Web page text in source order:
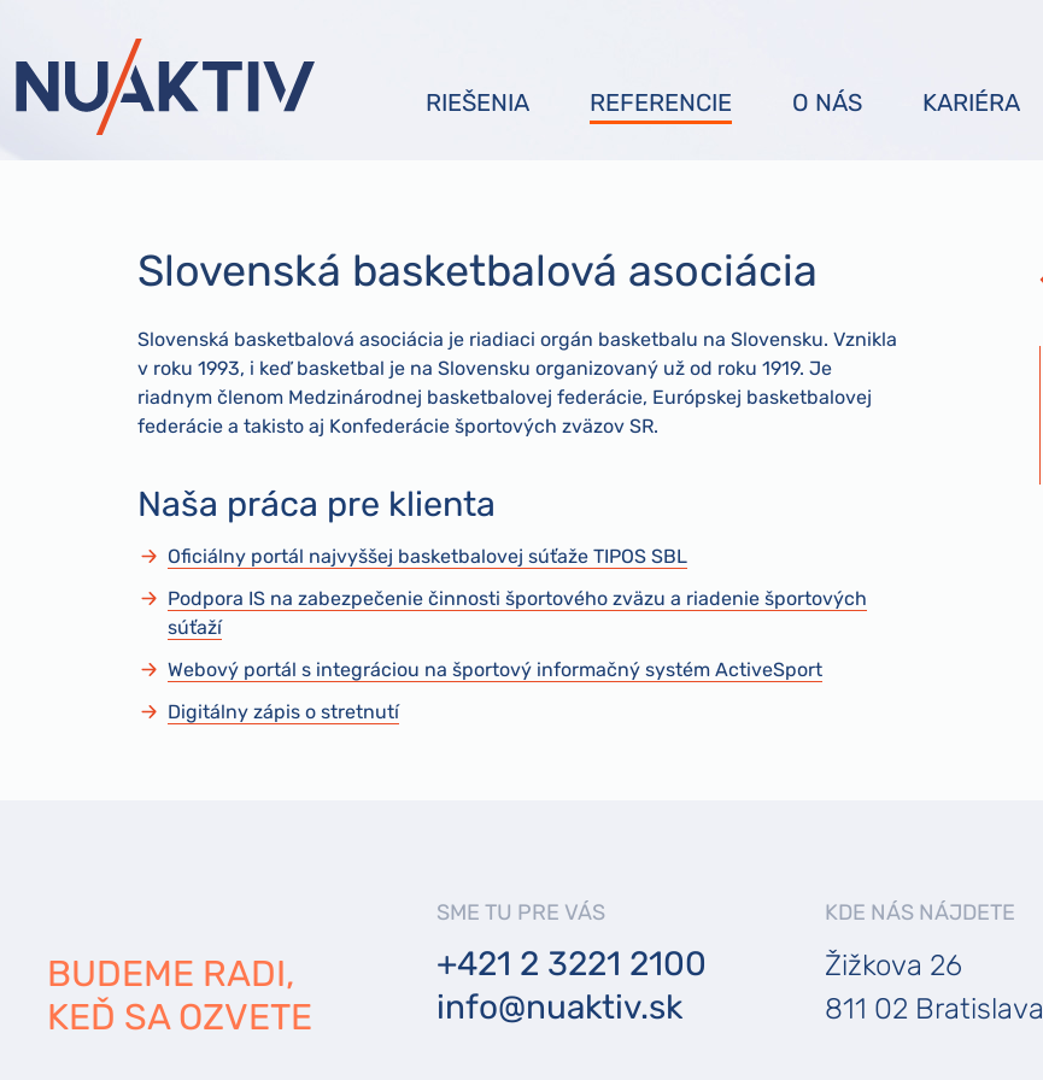
RIEŠENIA REFERENCIE O NÁS KARIÉRA
Slovenská basketbalová asociácia
Slovenská basketbalová asociácia je riadiaci orgán basketbalu na Slovensku. Vznikla
v roku 1993, i keď basketbal je na Slovensku organizovaný už od roku 1919. Je
riadnym členom Medzinárodnej basketbalovej federácie, Európskej basketbalovej
federácie a takisto aj Konfederácie športových zväzov SR.
Naša práca pre klienta
Oficiálny portál najvyššej basketbalovej súťaže TIPOS SBL
Podpora IS na zabezpečenie činnosti športového zväzu a riadenie športových
súťaží
Webový portál s integráciou na športový informačný systém ActiveSport
Digitálny zápis o stretnutí
BUDEME RADI,
KEĎ SA OZVETE
SME TU PRE VÁS
+421 2 3221 2100
info@nuaktiv.sk
KDE NÁS NÁJDETE
Žižkova 26
811 02 Bratislava